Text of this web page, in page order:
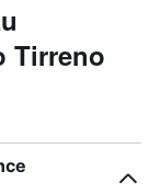
Tirreno